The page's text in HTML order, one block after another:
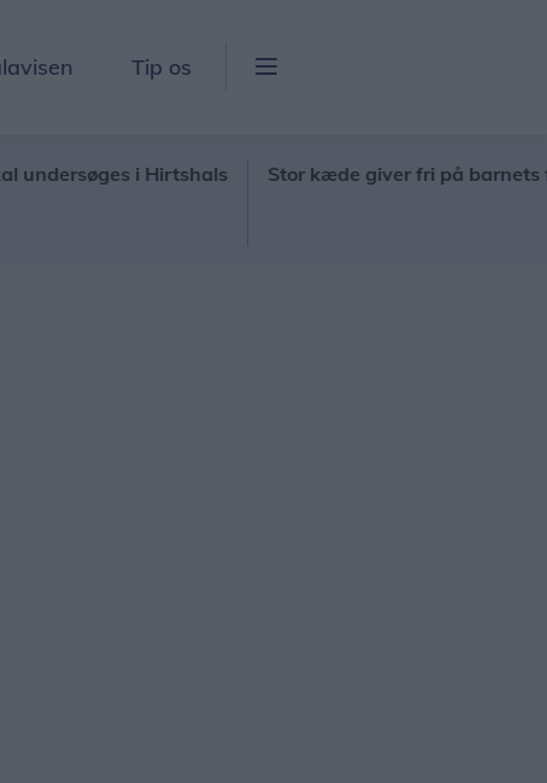
Tip os
i Hirtshals Stor kæde giver fri på barnets første